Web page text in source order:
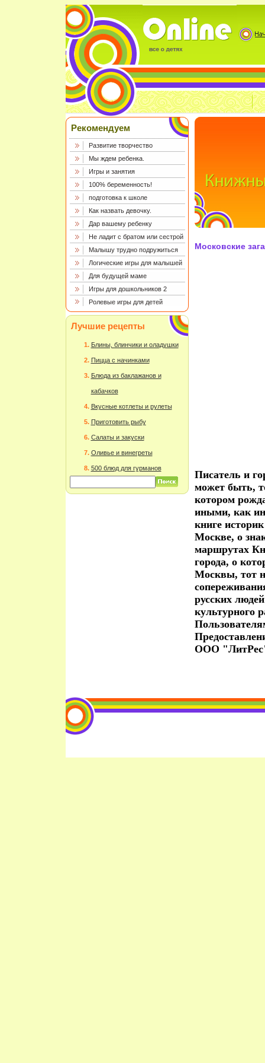
Рекомендуем
Развитие творчество
Мы ждем ребенка.
Игры и занятия
100% беременность!
подготовка к школе
Как назвать девочку.
Дар вашему ребенку
Не ладит с братом или сестрой
Малышу трудно подружиться
Логические игры для малышей
Для будущей маме
Игры для дошкольников 2
Ролевые игры для детей
Лучшие рецепты
Блины, блинчики и оладушки
Пицца с начинками
Блюда из баклажанов и
кабачков
Вкусные котлеты и рулеты
Приготовить рыбу
Салаты и закуски
Оливье и винегреты
500 блюд для гурманов
Московские
Писатель и
может быть,
котором
иными, как
книге
Москве, о
маршрутах
города, о
Москвы, тот
русских
культурного
ООО